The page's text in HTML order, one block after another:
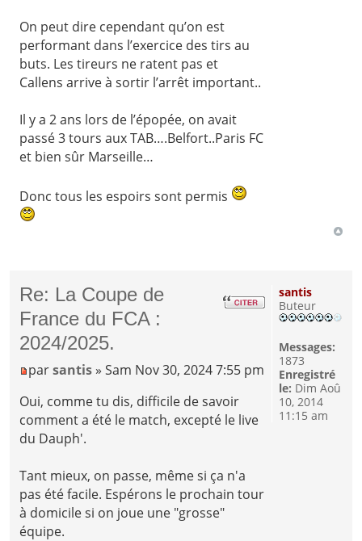
On peut dire cependant qu’on est
performant dans l’exercice des tirs au
buts. Les tireurs ne ratent pas et
Callens arrive à sortir l’arrêt important..
Il y a 2 ans lors de l’épopée, on avait
passé 3 tours aux TAB….Belfort..Paris FC
et bien sûr Marseille…
Donc tous les espoirs sont permis
Re: La Coupe de
France du FCA :
2024/2025.
parsantis » Sam Nov 30, 2024 7:55 pm
Oui, comme tu dis, difficile de savoir
comment a été le match, excepté le live
du Dauph'.
Tant mieux, on passe, même si ça n'a
pas été facile. Espérons le prochain tour
à domicile si on joue une "grosse"
équipe.
santis
Buteur
Messages:
1873
Enregistré
le: Dim Aoû
10, 2014
11:15 am